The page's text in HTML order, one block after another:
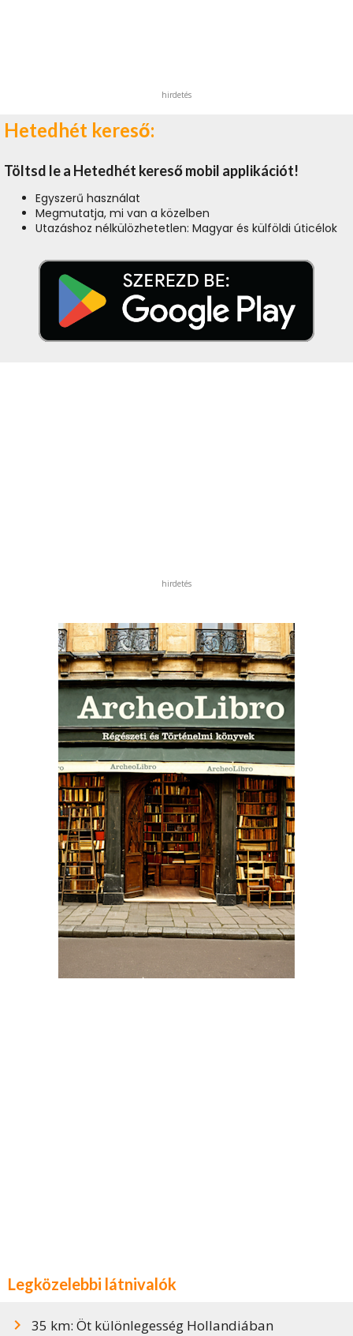
hirdetés
Hetedhét kereső:
Töltsd le a Hetedhét kereső mobil applikációt!
Egyszerű használat
Megmutatja, mi van a közelben
Utazáshoz nélkülözhetetlen: Magyar és külföldi úticélok
hirdetés
Legközelebbi látnivalók
35 km: Öt különlegesség Hollandiában